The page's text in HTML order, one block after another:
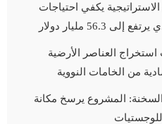
يكفي احتياجات
مليار دولار
استخراج العناصر الأرضية
من الخامات النووية
السخنة: المشروع يرسخ مكانة